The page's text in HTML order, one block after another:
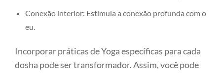
Conexão interior: Estimula a conexão profunda com o
eu.
Incorporar práticas de Yoga específicas para cada
dosha pode ser transformador. Assim, você pode